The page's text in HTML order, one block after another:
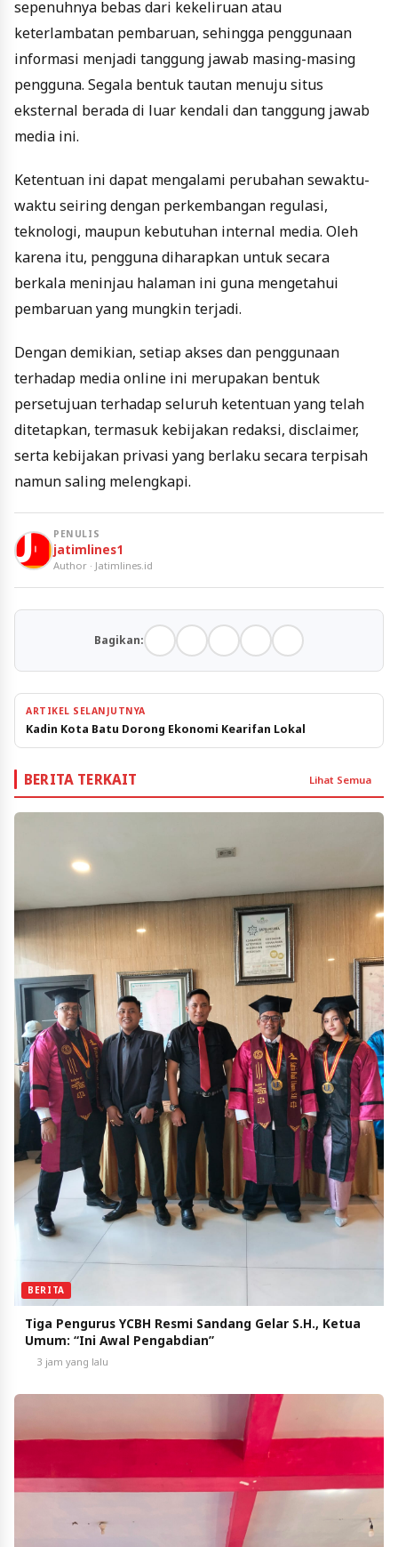
sepenuhnya bebas dari kekeliruan atau
keterlambatan pembaruan, sehingga penggunaan
informasi menjadi tanggung jawab masing-masing
pengguna. Segala bentuk tautan menuju situs
eksternal berada di luar kendali dan tanggung jawab
media ini.
Ketentuan ini dapat mengalami perubahan sewaktu-
waktu seiring dengan perkembangan regulasi,
teknologi, maupun kebutuhan internal media. Oleh
karena itu, pengguna diharapkan untuk secara
berkala meninjau halaman ini guna mengetahui
pembaruan yang mungkin terjadi.
Dengan demikian, setiap akses dan penggunaan
terhadap media online ini merupakan bentuk
persetujuan terhadap seluruh ketentuan yang telah
ditetapkan, termasuk kebijakan redaksi, disclaimer,
serta kebijakan privasi yang berlaku secara terpisah
namun saling melengkapi.
PENULIS
jatimlines1
Author · Jatimlines.id
Bagikan:
ARTIKEL SELANJUTNYA
Kadin Kota Batu Dorong Ekonomi Kearifan Lokal
BERITA TERKAIT Lihat Semua
BERITA
Tiga Pengurus YCBH Resmi Sandang Gelar S.H., Ketua
Umum: “Ini Awal Pengabdian”
3 jam yang lalu